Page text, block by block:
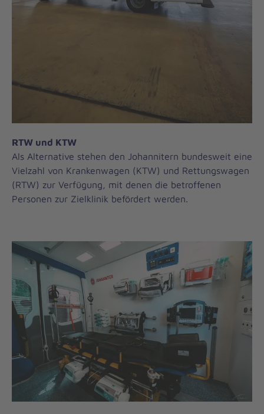
RTW und KTW
Als Alternative stehen den Johannitern bundesweit eine
Vielzahl von Krankenwagen (KTW) und Rettungswagen
(RTW) zur Verfügung, mit denen die betroffenen
Personen zur Zielklinik befördert werden.